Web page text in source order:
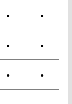
● ●
● ●
● ●